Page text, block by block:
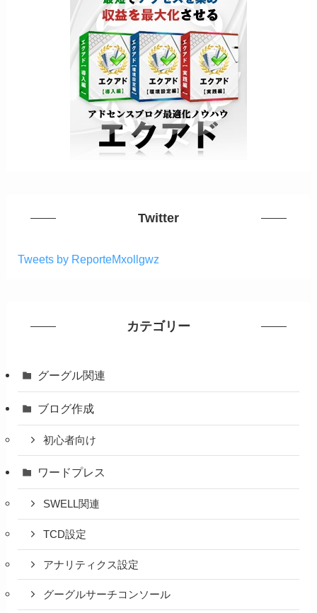
Twitter
Tweets by ReporteMxollgwz
カテゴリー
グーグル関連
ブログ作成
初心者向け
ワードプレス
SWELL関連
TCD設定
アナリティクス設定
グーグルサーチコンソール